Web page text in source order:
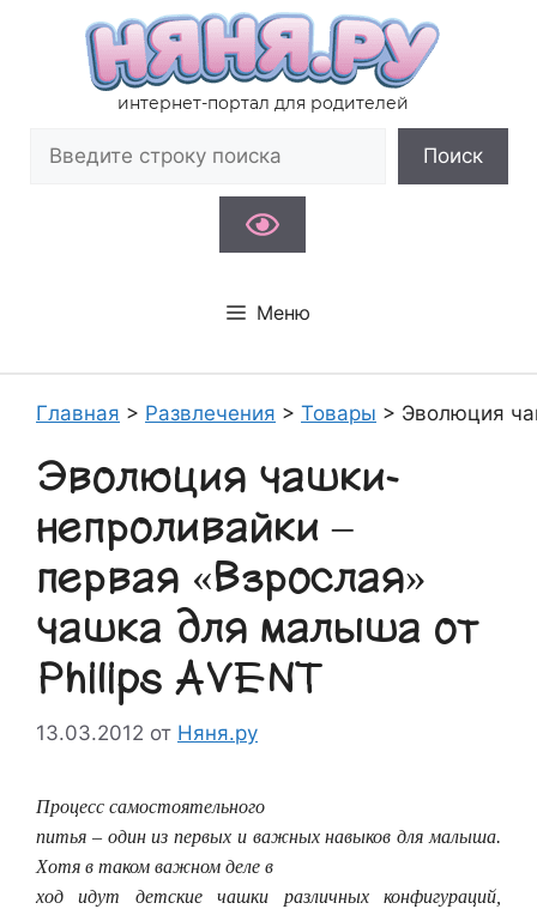
содержимому
интернет-портал для родителей
Поиск
Меню
Главная > Развлечения > Товары > Эволюция
Эволюция чашки-
непроливайки –
первая «Взрослая»
чашка для малыша от
Philips AVENT
13.03.2012 от Няня.ру
Процесс самостоятельного
питья – один из первых и важных навыков для малыша.
Хотя в таком важном деле в
ход идут детские чашки различных конфигураций,